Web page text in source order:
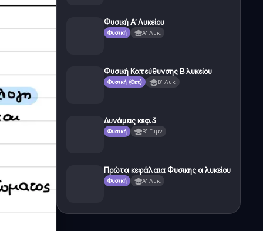
Φυσική Α’ Λυκείου
Φυσική Α' Λυκ.
Φυσική Κατεύθυνσης Β λυκείου
Φυσική (Θετ.) Β' Λυκ.
Δυνάμεις κεφ.3
Φυσική Β' Γυμν.
Πρώτα κεφάλαια Φυσικης α λυκείου
Φυσική Α' Λυκ.